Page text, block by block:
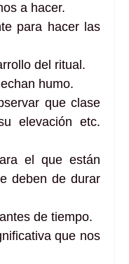
a hacer.
para hacer las
del ritual.
humo.
que clase
elevación etc.
el que están
deben de durar
de tiempo.
que nos